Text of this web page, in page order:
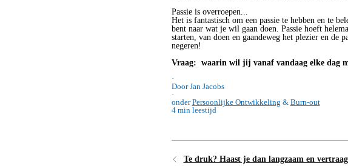
Passie is overroepen...
Het is fantastisch om een passie te hebben en te
bent naar wat je wil gaan doen. Passie hoeft
starten, van doen en gaandeweg het plezier en de
negeren!
Vraag: waarin wil jij vanaf vandaag elke dag
·
Door Jan Jacobs
·
onderPersoonlijke Ontwikkeling & Burn-out
4 min leestijd
Te druk? Haast je dan langzaam en vertraag